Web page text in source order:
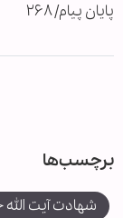
پایان پیام/ ۲۶۸
برچسب‌ها
شهادت آیت الله